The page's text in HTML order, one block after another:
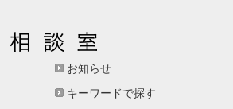
お知らせ
キーワードで探す